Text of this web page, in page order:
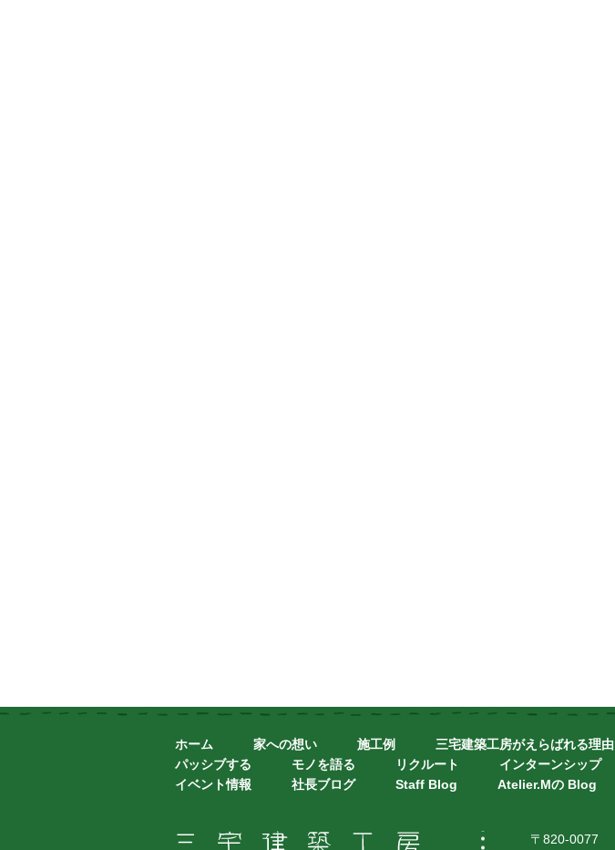
ホーム 家への想い 施工例 三宅建築工房がえらばれる理由
パッシブする
モノを語る リクルート インターンシップ
イベント情報
社長ブログ Staff Blog Atelier.Mの Blog
〒820-0077